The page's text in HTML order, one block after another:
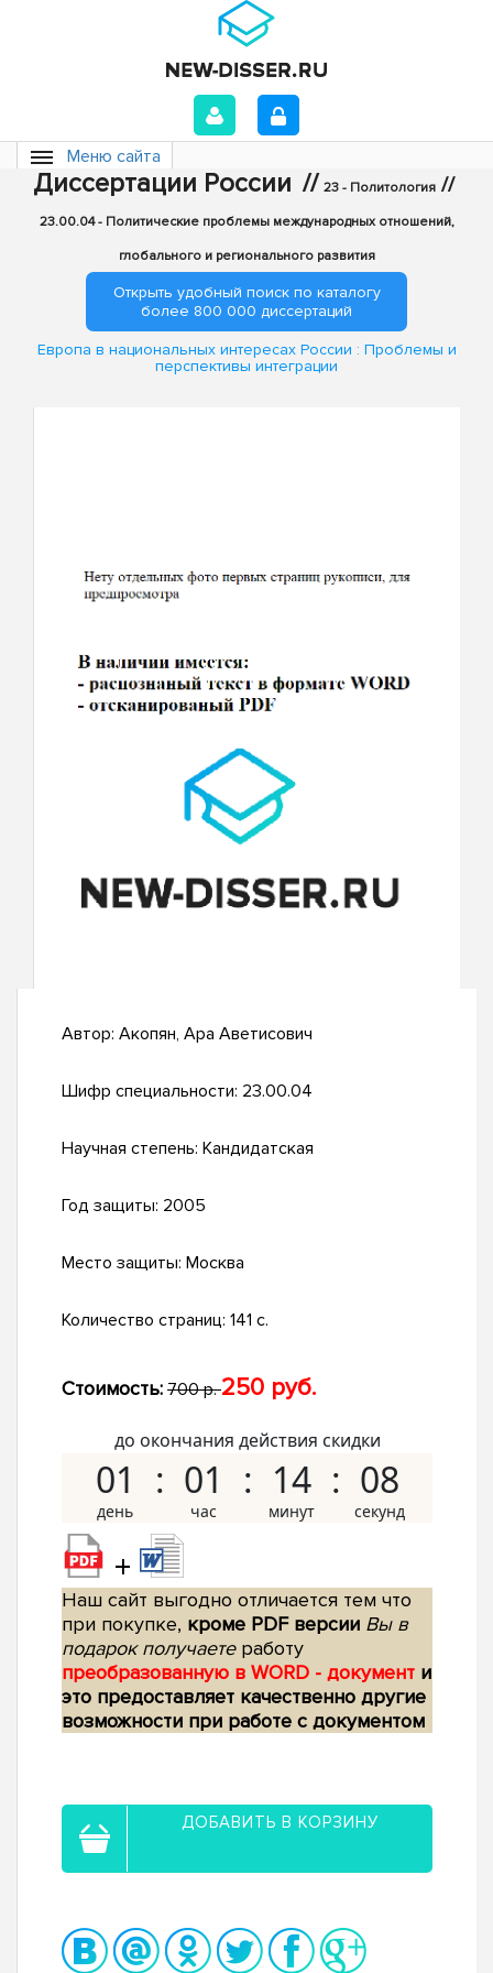
Меню сайта
Диссертации России // 23 - Политология //
23.00.04 - Политические проблемы международных отношений,
глобального и регионального развития
Открыть удобный поиск по каталогу
более 800 000 диссертаций
Европа в национальных интересах России : Проблемы и
перспективы интеграции
Автор: Акопян, Ара Аветисович
Шифр специальности: 23.00.04
Научная степень: Кандидатская
Год защиты: 2005
Место защиты: Москва
Количество страниц: 141 с.
Стоимость: 700 р.250 руб.
до окончания действия скидки
01 01 14 07
+
Наш сайт выгодно отличается тем что
при покупке, кроме PDF версии Вы в
подарок получаетеработу
преобразованную в WORD - документ и
это предоставляет качественно другие
возможности при работе с документом
ДОБАВИТЬ В КОРЗИНУ